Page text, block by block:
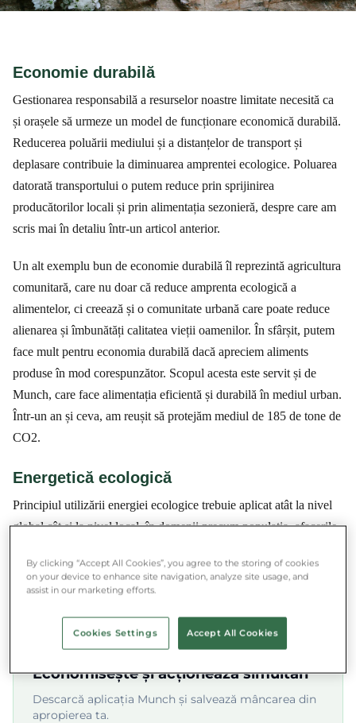
Economie durabilă
Gestionarea responsabilă a resurselor noastre limitate necesită ca
și orașele să urmeze un model de funcționare economică durabilă.
Reducerea poluării mediului și a distanțelor de transport și
deplasare contribuie la diminuarea amprentei ecologice. Poluarea
datorată transportului o putem reduce prin sprijinirea
producătorilor locali și prin alimentația sezonieră, despre care am
scris mai în detaliu într-un articol anterior.
Un alt exemplu bun de economie durabilă îl reprezintă agricultura
comunitară, care nu doar că reduce amprenta ecologică a
alimentelor, ci creează și o comunitate urbană care poate reduce
alienarea și îmbunătăți calitatea vieții oamenilor. În sfârșit, putem
face mult pentru economia durabilă dacă apreciem aliments
produse în mod corespunzător. Scopul acesta este servit și de
Munch, care face alimentația eficientă și durabilă în mediul urban.
Într-un an și ceva, am reușit să protejăm mediul de 185 de tone de
CO2.
Energetică ecologică
Principiul utilizării energiei ecologice trebuie aplicat atât la nivel
global cât și la nivel local, în domenii precum populația, afacerile
energie regenerabilă, care, deși devine din ce în ce mai răspândită
în țările din Europa de Vest, aici este încă la început.
★★★★★ 4.8/5 ·500.000+ utilizatori
Economisește și acționează simultan
Descarcă aplicația Munch și salvează mâncarea din
apropierea ta.
By clicking “Accept All Cookies”, you agree to the storing of cookies
on your device to enhance site navigation, analyze site usage, and
assist in our marketing efforts.
Cookies Settings Accept All Cookies